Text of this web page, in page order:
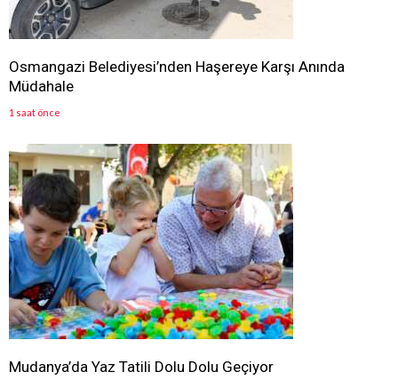
Osmangazi Belediyesi’nden Haşereye Karşı Anında
Müdahale
1 saat önce
Mudanya’da Yaz Tatili Dolu Dolu Geçiyor